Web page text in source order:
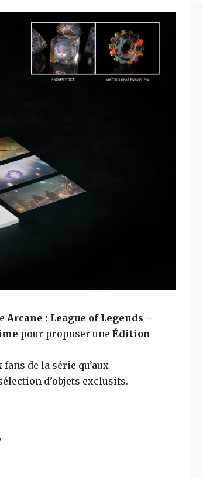
Arcane : League of Legends –
pour proposer une Édition
de la série qu’aux
d’objets exclusifs.